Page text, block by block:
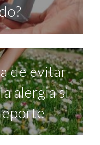
de evitar
alergia si